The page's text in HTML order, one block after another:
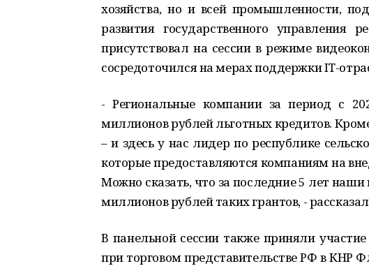
хозяйства, но и всей промышленности,
развития государственного управления
присутствовал на сессии в режиме
сосредоточился на мерах поддержки IT-
- Региональные компании за период с
миллионов рублей льготных кредитов.
– и здесь у нас лидер по республике
которые предоставляются компаниям на
Можно сказать, что за последние 5 лет
миллионов рублей таких грантов, -
В панельной сессии также приняли
при торговом представительстве РФ в КНР